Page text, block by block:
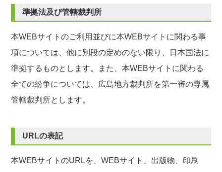
準拠法及び管轄裁判所
本WEBサイトのご利用並びに本WEBサイトに関わる事
項については、他に別段の定めのない限り、日本国法に
準拠するものとします。また、本WEBサイトに関わる
全ての紛争については、広島地方裁判所を第一審の専属
管轄裁判所とします。
URLの表記
本WEBサイトのURLを、WEBサイト、出版物、印刷